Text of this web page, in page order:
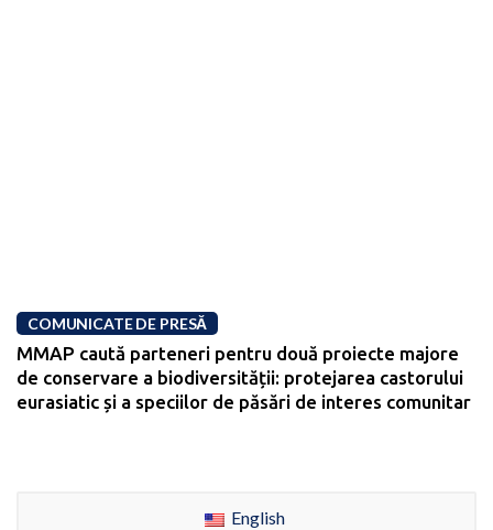
COMUNICATE DE PRESĂ
MMAP caută parteneri pentru două proiecte majore
de conservare a biodiversității: protejarea castorului
eurasiatic și a speciilor de păsări de interes comunitar
English